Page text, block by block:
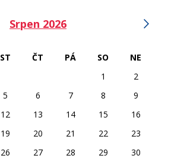
Srpen 2026
ST ČT PÁ SO
NE
1
2
5 6 7 8
9
12 13 14 15
16
19 20 21 22
23
26 27 28 29 30